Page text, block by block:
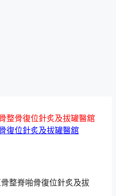
整骨復位針炙及拔罐醫舘
復位針炙及拔罐醫舘